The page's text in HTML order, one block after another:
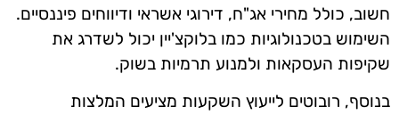
חשוב, כולל מחירי אג"ח, דירוגי אשראי ודיווחים פיננסיים.
השימוש בטכנולוגיות כמו בלוקצ'יין יכול לשדרג את
שקיפות העסקאות ולמנוע תרמיות בשוק.
בנוסף, רובוטים לייעוץ השקעות מציעים המלצות